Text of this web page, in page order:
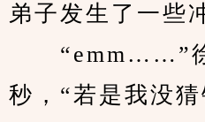
弟子发生了一些
“emm……”徐
秒，“若是我没